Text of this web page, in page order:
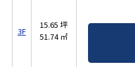
3F
15.65 坪
51.74 ㎡